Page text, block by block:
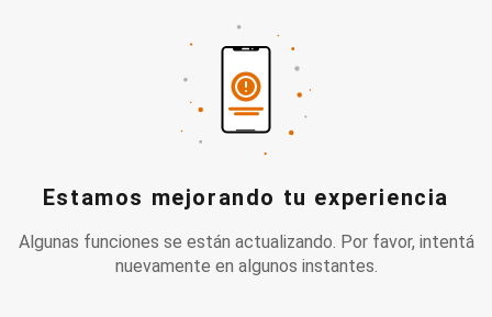
Estamos mejorando tu experiencia
Algunas funciones se están actualizando. Por favor, intentá
nuevamente en algunos instantes.